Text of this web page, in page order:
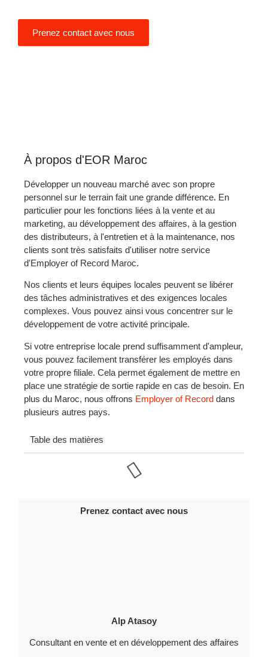
Prenez contact avec nous
À propos d'EOR Maroc
Développer un nouveau marché avec son propre
personnel sur le terrain fait une grande différence. En
particulier pour les fonctions liées à la vente et au
marketing, au développement des affaires, à la gestion
des distributeurs, à l'entretien et à la maintenance, nos
clients sont très satisfaits d'utiliser notre service
d'Employer of Record Maroc.
Nos clients et leurs équipes locales peuvent se libérer
des tâches administratives et des exigences locales
complexes. Vous pouvez ainsi vous concentrer sur le
développement de votre activité principale.
Si votre entreprise locale prend suffisamment d'ampleur,
vous pouvez facilement transférer les employés dans
votre propre filiale. Cela permet également de mettre en
place une stratégie de sortie rapide en cas de besoin. En
plus du Maroc, nous offrons Employer of Record dans
plusieurs autres pays.
Table des matières
Prenez contact avec nous
Alp Atasoy
Consultant en vente et en développement des affaires